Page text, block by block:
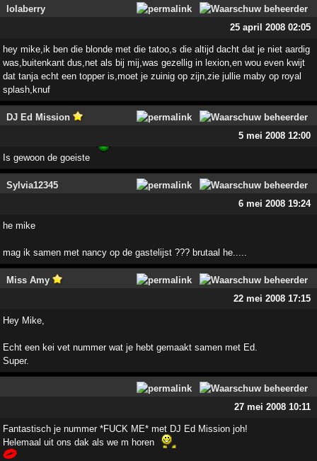
lolaberry
25 april 2008 02:05
hey mike,ik ben die blonde met die tatoo,s die altijd dacht dat je niet aardig
was,buitenkant dus,net als bij mij,was gezellig in lexion,en wou even kwijt
dat tanja echt een topper is,moet je zuinig op zijn,zie jullie maby op royal
splash,knuf
DJ Ed Mission
5 mei 2008 12:00
Is gewoon de goeiste
Sylvia12345
6 mei 2008 19:24
he mike
mag ik samen met nancy op de gastelijst ??? brutaal he.....
Miss Amy
22 mei 2008 17:15
Hey Mike,
Echt een kei vet nummer wat je hebt gemaakt samen met Ed.
Super.
27 mei 2008 10:11
Fantastisch je nummer *FUCK ME* met DJ Ed Mission joh!
Helemaal uit ons dak als we m horen